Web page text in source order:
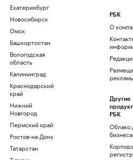
Екатеринбург
Новосибирск
Омск
Башкортостан
Вологодская
область
Калининград
Краснодарский
край
Нижний
Новгород
Пермский край
Ростов-на-Дону
Татарстан
РБК
О
Другие
РБК
Облако
бизнеса